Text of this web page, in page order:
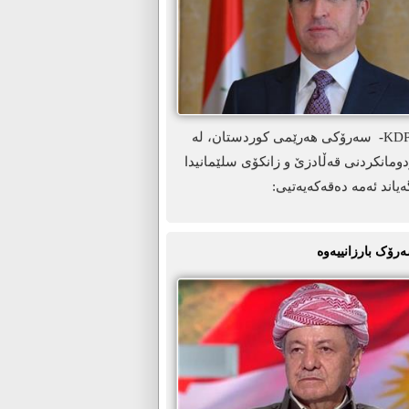
ھەولێر-KDP.info- سەرۆکی ھەرێمی کوردستان، لە
قەڵادزێ و زانکۆی سلێمانیدا
ئەمە دەقەکەیەتیی:
بارزانییەوە